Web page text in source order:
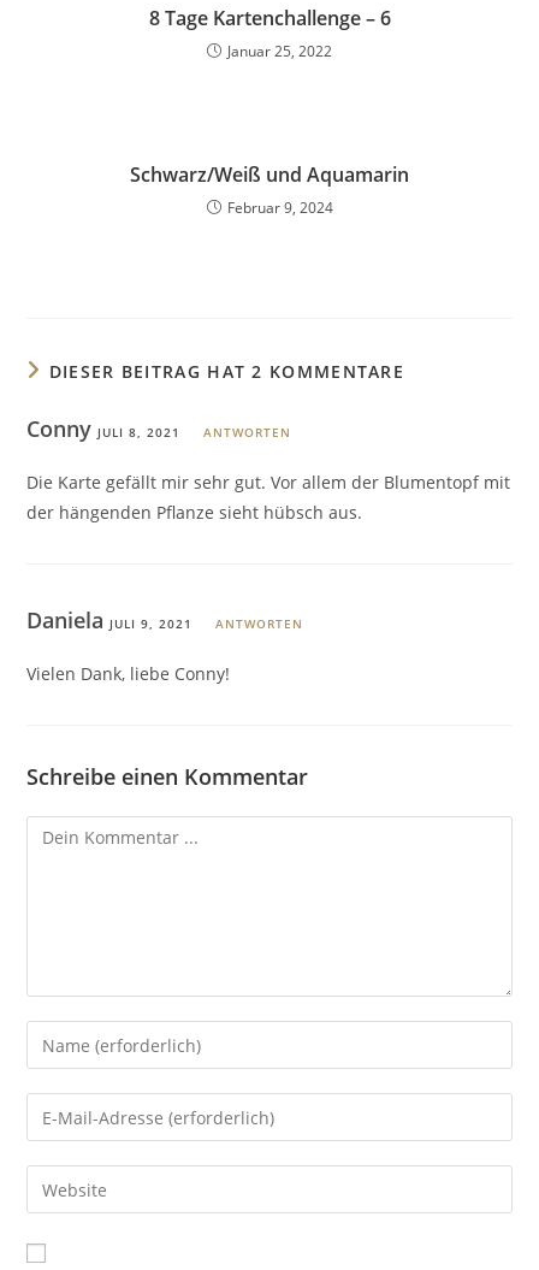
8 Tage Kartenchallenge – 6
Januar 25, 2022
Schwarz/Weiß und Aquamarin
Februar 9, 2024
DIESER BEITRAG HAT 2 KOMMENTARE
Conny JULI 8, 2021 ANTWORTEN
Die Karte gefällt mir sehr gut. Vor allem der Blumentopf mit
der hängenden Pflanze sieht hübsch aus.
Daniela JULI 9, 2021 ANTWORTEN
Vielen Dank, liebe Conny!
Schreibe einen Kommentar